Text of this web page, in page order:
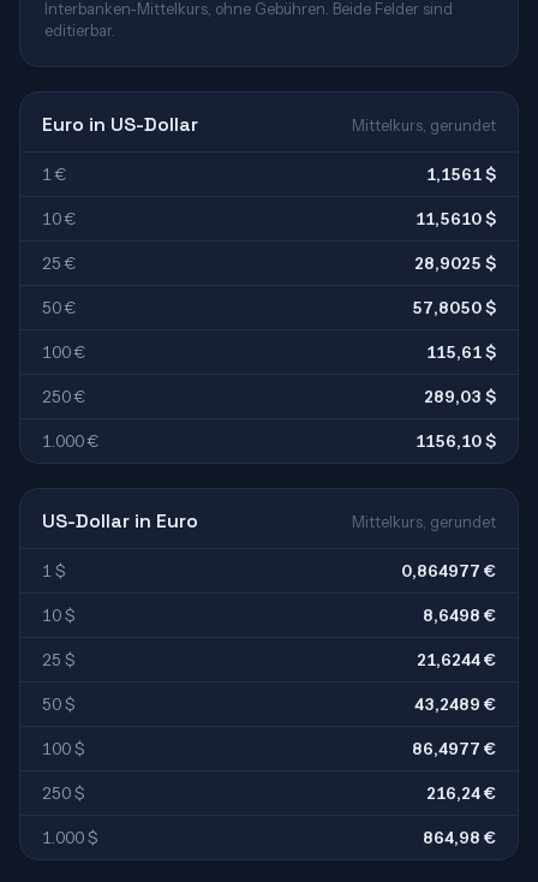
Interbanken-Mittelkurs, ohne Gebühren. Beide Felder sind
editierbar.
Euro in US-Dollar Mittelkurs, gerundet
1 € 1,1561 $
10 € 11,5610 $
25 € 28,9025 $
50 € 57,8050 $
100 € 115,61 $
250 € 289,03 $
1.000 € 1156,10 $
US-Dollar in Euro Mittelkurs, gerundet
1 $ 0,864977 €
10 $ 8,6498 €
25 $ 21,6244 €
50 $ 43,2489 €
100 $ 86,4977 €
250 $ 216,24 €
1.000 $ 864,98 €